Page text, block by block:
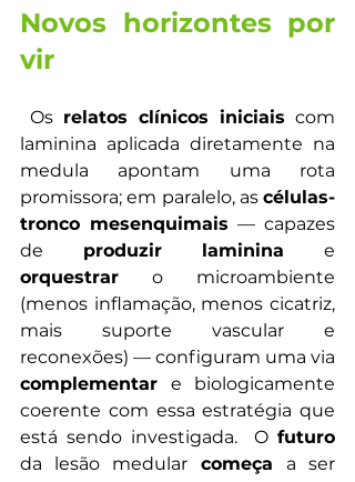
Novos horizontes por
vir
Os relatos clínicos iniciais com
laminina aplicada diretamente na
medula apontam uma rota
promissora; em paralelo, as células-
tronco mesenquimais — capazes
de produzir laminina
orquestrar o microambiente
(menos inflamação, menos cicatriz,
mais suporte vascular e
complementar e biologicamente
coerente com essa estratégia que
está sendo investigada.  O futuro
da lesão medular começa a ser